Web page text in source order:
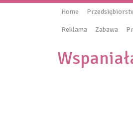
Home
Reklama Zabawa